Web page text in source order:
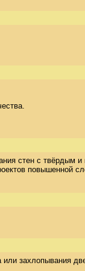
стен с твёрдым
повышенной